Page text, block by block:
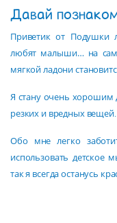
Давай
Приветик от Подушки
любят малыши… на
мягкой ладони
Я стану очень хорошим
резких и вредных вещей․
Обо мне легко
использовать детское
так я всегда останусь